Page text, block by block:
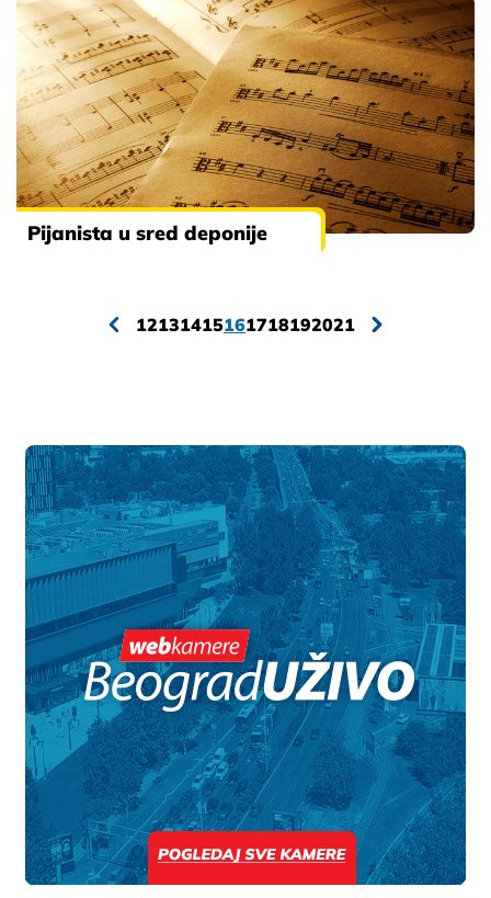
Pijanista u sred deponije
12131415161718192021